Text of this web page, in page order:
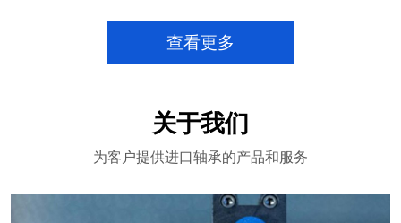
查看更多
关于我们
为客户提供进口轴承的产品和服务